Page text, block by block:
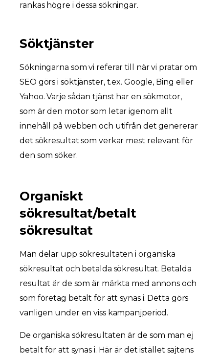
rankas högre i dessa sökningar.
Söktjänster
Sökningarna som vi referar till när vi pratar om
SEO görs i söktjänster, t.ex. Google, Bing eller
Yahoo. Varje sådan tjänst har en sökmotor,
som är den motor som letar igenom allt
innehåll på webben och utifrån det genererar
det sökresultat som verkar mest relevant för
den som söker.
Organiskt
sökresultat/betalt
sökresultat
Man delar upp sökresultaten i organiska
sökresultat och betalda sökresultat. Betalda
resultat är de som är märkta med annons och
som företag betalt för att synas i. Detta görs
vanligen under en viss kampanjperiod.
De organiska sökresultaten är de som man ej
betalt för att synas i. Här är det istället sajtens